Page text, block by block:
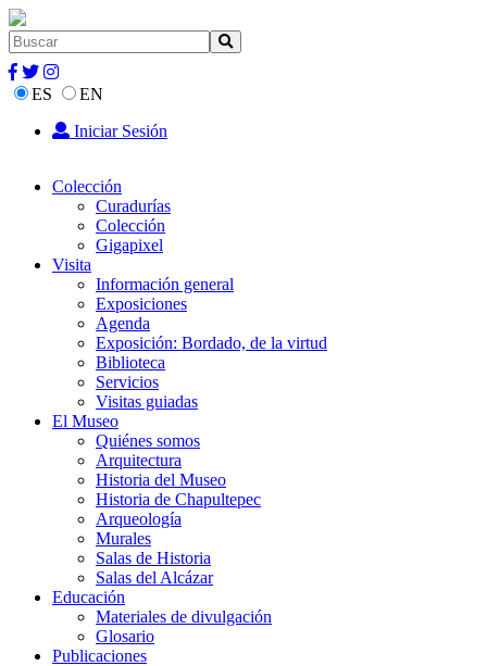
ES
EN
Iniciar Sesión
Colección
Curadurías
Colección
Gigapixel
Visita
Información general
Exposiciones
Agenda
Exposición: Bordado, de la virtud
Biblioteca
Servicios
Visitas guiadas
El Museo
Quiénes somos
Arquitectura
Historia del Museo
Historia de Chapultepec
Arqueología
Murales
Salas de Historia
Salas del Alcázar
Educación
Materiales de divulgación
Glosario
Publicaciones